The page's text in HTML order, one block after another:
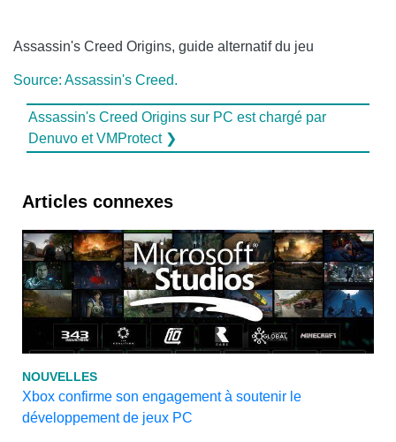
Assassin's Creed Origins, guide alternatif du jeu
Source: Assassin's Creed.
Assassin's Creed Origins sur PC est chargé par
Denuvo et VMProtect ❯
Articles connexes
NOUVELLES
Xbox confirme son engagement à soutenir le
développement de jeux PC